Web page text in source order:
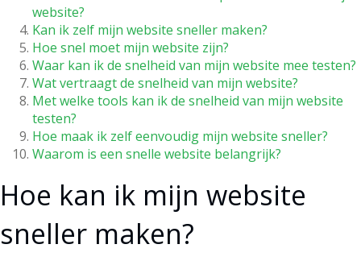
website?
Kan ik zelf mijn website sneller maken?
Hoe snel moet mijn website zijn?
Waar kan ik de snelheid van mijn website mee testen?
Wat vertraagt de snelheid van mijn website?
Met welke tools kan ik de snelheid van mijn website
testen?
Hoe maak ik zelf eenvoudig mijn website sneller?
Waarom is een snelle website belangrijk?
Hoe kan ik mijn website
sneller maken?